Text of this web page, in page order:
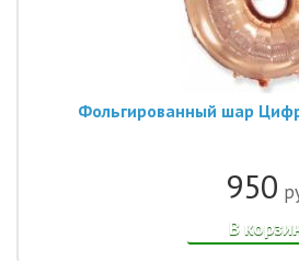
Фольгированный шар
950
В